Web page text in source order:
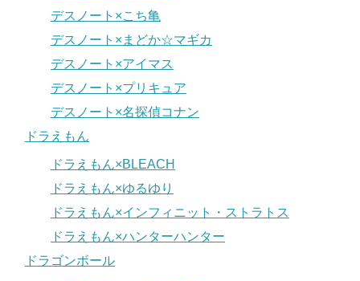
デスノート×こち亀
デスノート×まどか☆マギカ
デスノート×アイマス
デスノート×プリキュア
デスノート×名探偵コナン
ドラえもん
ドラえもん×BLEACH
ドラえもん×ゆるゆり
ドラえもん×インフィニット・ストラトス
ドラえもん×ハンターハンター
ドラゴンボール